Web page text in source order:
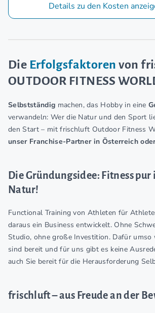
Details zu den Kosten
Die Erfolgsfaktoren von
OUTDOOR FITNESS
Selbstständig machen, das Hobby in eine
verwandeln: Wer die Natur und den Sport
den Start – mit frischluft Outdoor Fitness
unser Franchise-Partner in Österreich
Die Gründungsidee: Fitness
Natur!
Functional Training von Athleten für
daraus ein Business entwickelt. Ohne
Studio, ohne große Investition. Dafür umso
sind bereit und für uns gibt es keine
auch Sie bereit für die Herausforderung
frischluft – aus Freude an der